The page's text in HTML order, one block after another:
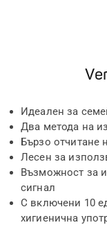
Идеален за
Два метода на
Бързо отчитане
Лесен за
Възможност за
сигнал
С включени 10
хигиенична